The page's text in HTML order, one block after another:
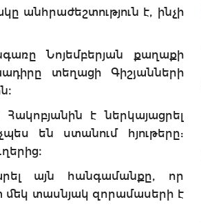
անհրաժեշտություն է, ինչի
Նոյեմբերյան քաղաքի
տեղացի Գիշյանների
է ներկայացրել
են ստանում հյութերը:
այն հանգամանքը, որ
մեկ տասնյակ զորամասերի է